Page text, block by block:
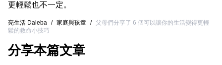
更輕鬆也不一定。
亮生活 Daleba / 家庭與孩童 / 父母們分享了 6 個可以讓你的生活變得更輕
鬆的救命小技巧
分享本篇文章